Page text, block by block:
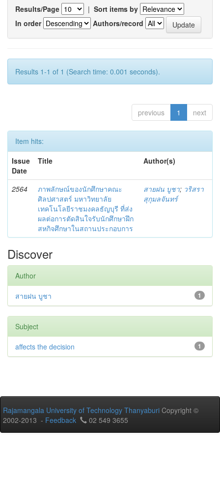
Results/Page | Sort items by
In order
Authors/record
Results 1-1 of 1 (Search time: 0.001 seconds).
previous 1 next
Item hits:
Issue
Date
Title Author(s)
2564
ภาพลักษณ์ของนักศึกษาคณะ
ศิลปศาสตร์ มหาวิทยาลัย
เทคโนโลยีราชมงคลธัญบุรี ที่ส่ง
ผลต่อการตัดสินใจรับนักศึกษาฝึก
สหกิจศึกษาในสถานประกอบการ
สายฝน บูชา; วริสรา
สุกุมลจันทร์
Discover
Author
1
สายฝน บูชา
Subject
1
affects the decision
Rajamangala University of Technology Thanyaburi Copyright ©
2002-2013 - Feedback 02 549 3655